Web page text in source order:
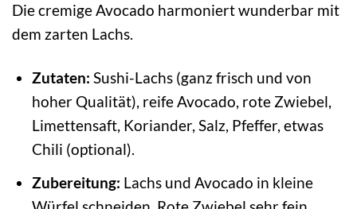
Die cremige Avocado harmoniert wunderbar mit
dem zarten Lachs.
Zutaten: Sushi-Lachs (ganz frisch und von
hoher Qualität), reife Avocado, rote Zwiebel,
Limettensaft, Koriander, Salz, Pfeffer, etwas
Chili (optional).
Zubereitung: Lachs und Avocado in kleine